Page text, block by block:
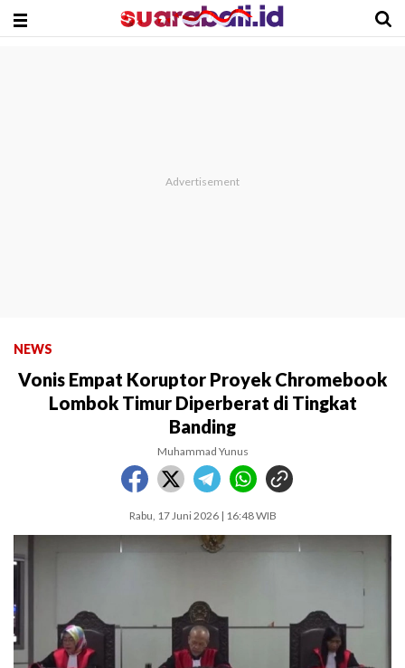
NEWS
Vonis Empat Koruptor Proyek Chromebook
Lombok Timur Diperberat di Tingkat
Banding
Muhammad Yunus
Rabu, 17 Juni 2026 | 16:48 WIB